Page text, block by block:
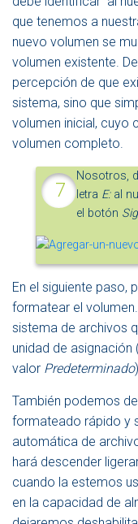
que tenemos a
nuevo volumen se
volumen existente.
percepción de que
sistema, sino que
volumen inicial, cuyo
volumen completo.
Nosotros,
letra E:al
el botón
En el siguiente paso,
formatear el
sistema de archivos
unidad de
valor Predeterminado
También podemos
formateado rápido y
automática de
hará descender
cuando la estemos
en la capacidad de